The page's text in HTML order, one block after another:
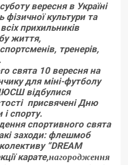
вересня в Україні
культури та
прихильників
життя,
тренерів,
свята 10 вересня на
для міні-футболу
відбулися
присвячені Дню
і спорту.
спортивного свята
заходи: флешмоб
“DREAM
карате,нагородження